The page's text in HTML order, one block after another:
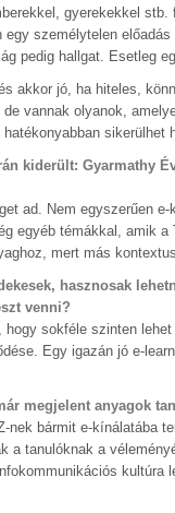
gyerekekkel
személytelen
pedig hallgat. Esetleg
akkor jó, ha hiteles,
vannak olyanok,
sikerülhet
kiderült: Gyarmathy
ad. Nem egyszerűen
egyéb témákkal, amik
mert más
hasznosak
venni?
hogy sokféle szinten
Egy igazán jó e-
megjelent anyagok
nek bármit e-kínálatába
a tanulóknak a